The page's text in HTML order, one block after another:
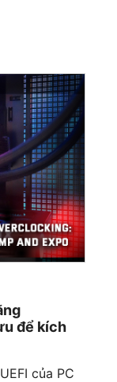
để kích
của PC